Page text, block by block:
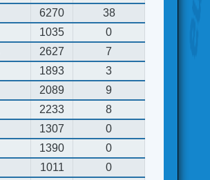
6270
38
1035
0
2627
7
1893
3
2089
9
2233
8
1307
0
1390
0
1011 0